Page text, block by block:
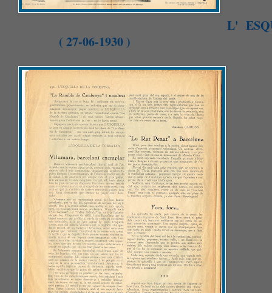
L'
( 27-06-1930 )